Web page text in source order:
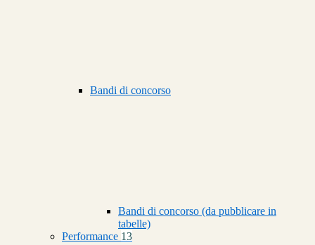
Bandi di concorso
Bandi di concorso (da pubblicare in
tabelle)
Performance 13